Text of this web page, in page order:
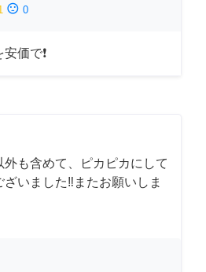
sentiment_dissatisfied 0
価で❗
も含めて、ピカピカにして
いました‼️またお願いしま